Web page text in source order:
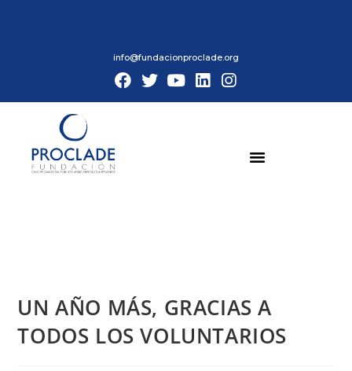
info@fundacionproclade.org
UN AÑO MÁS, GRACIAS A
TODOS LOS VOLUNTARIOS